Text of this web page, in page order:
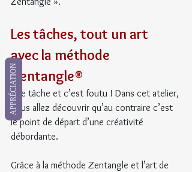
Les tâches, tout un art
avec la méthode
Zentangle®
Une tâche et c’est foutu ! Dans cet atelier,
vous allez découvrir qu’au contraire c’est
le point de départ d’une créativité
débordante.
Grâce à la méthode Zentangle et l’art de
APPRÉCIATION